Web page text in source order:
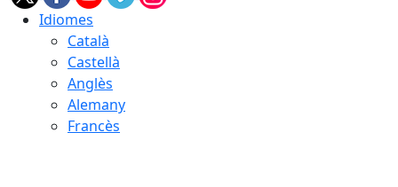
Idiomes
Català
Castellà
Anglès
Alemany
Francès